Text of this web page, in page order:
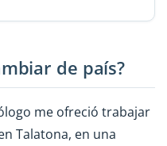
de país?
me ofreció trabajar
Talatona, en una